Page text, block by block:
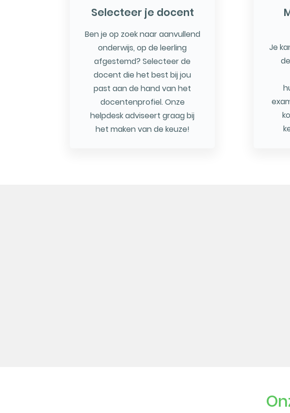
Selecteer je docent
Ben je op zoek naar aanvullend
onderwijs, op de leerling
afgestemd? Selecteer de
docent die het best bij jou
past aan de hand van het
docentenprofiel. Onze
helpdesk adviseert graag bij
het maken van de keuze!
Je